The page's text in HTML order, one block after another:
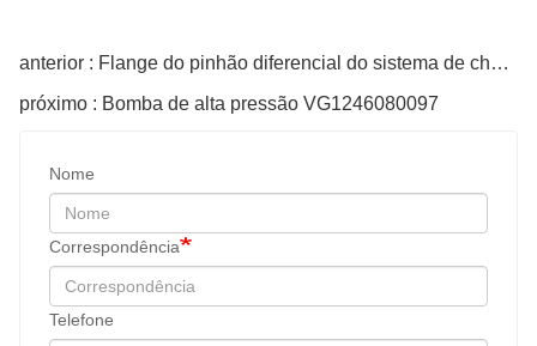
anterior : Flange do pinhão diferencial do sistema de chassi, peça nº 41204-60060
próximo : Bomba de alta pressão VG1246080097
Nome
Correspondência
Telefone